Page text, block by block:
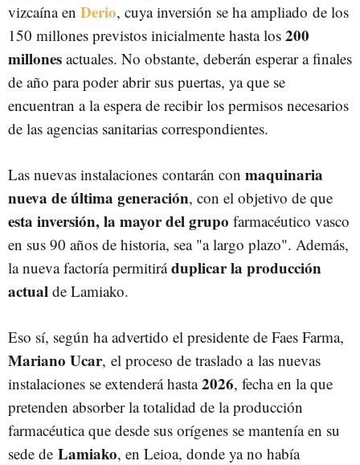
vizcaína en Derio, cuya inversión se ha ampliado de los
150 millones previstos inicialmente hasta los 200
millones actuales. No obstante, deberán esperar a finales
de año para poder abrir sus puertas, ya que se
encuentran a la espera de recibir los permisos necesarios
de las agencias sanitarias correspondientes.
Las nuevas instalaciones contarán con maquinaria
nueva de última generación, con el objetivo de que
esta inversión, la mayor del grupo farmacéutico vasco
en sus 90 años de historia, sea "a largo plazo". Además,
la nueva factoría permitiráduplicar la producción
actual de Lamiako.
Eso sí, según ha advertido el presidente de Faes Farma,
Mariano Ucar, el proceso de traslado alas nuevas
instalaciones se extenderá hasta2026, fecha en la que
pretenden absorber la totalidad de la producción
farmacéutica que desde sus orígenes se mantenía en su
sede de Lamiako, en Leioa, donde ya no había